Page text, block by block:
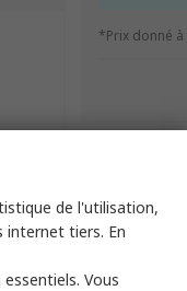
*Prix donné
de l'utilisation,
internet tiers. En
Vous